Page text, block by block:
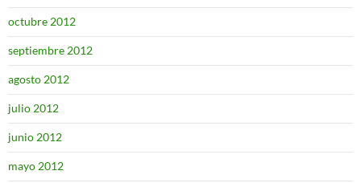
octubre 2012
septiembre 2012
agosto 2012
julio 2012
junio 2012
mayo 2012